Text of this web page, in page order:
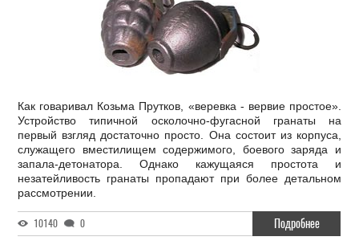
Как говаривал Козьма Прутков, «веревка - вервие простое».
Устройство типичной осколочно-фугасной гранаты на
первый взгляд достаточно просто. Она состоит из корпуса,
служащего вместилищем содержимого, боевого заряда и
запала-детонатора. Однако кажущаяся простота и
незатейливость гранаты пропадают при более детальном
рассмотрении.
10140 0 Подробнее